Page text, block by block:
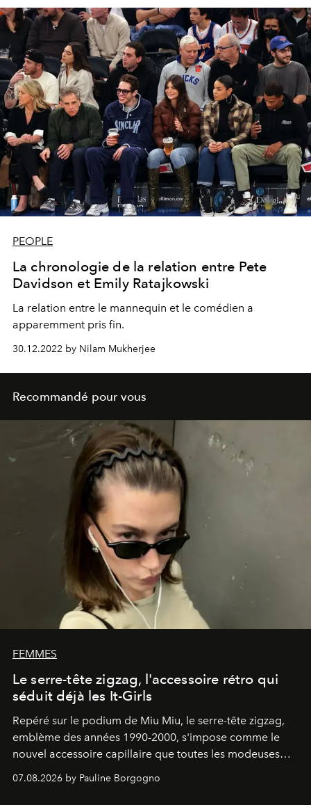
PEOPLE
La chronologie de la relation entre Pete
Davidson et Emily Ratajkowski
La relation entre le mannequin et le comédien a
apparemment pris fin.
30.12.2022 by Nilam Mukherjee
Recommandé pour vous
FEMMES
Le serre-tête zigzag, l'accessoire rétro qui
séduit déjà les It-Girls
Repéré sur le podium de Miu Miu, le serre-tête zigzag,
emblème des années 1990-2000, s'impose comme le
nouvel accessoire capillaire que toutes les modeuses
07.08.2026 by Pauline Borgogno